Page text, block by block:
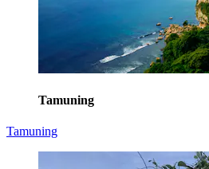
Tamuning
Tamuning